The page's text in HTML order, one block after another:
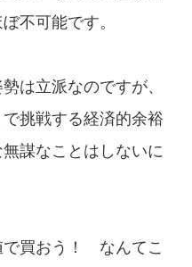
不可能です。
は立派なのですが、
挑戦する経済的余裕
謀なことはしないに
で買おう！ なんてこ